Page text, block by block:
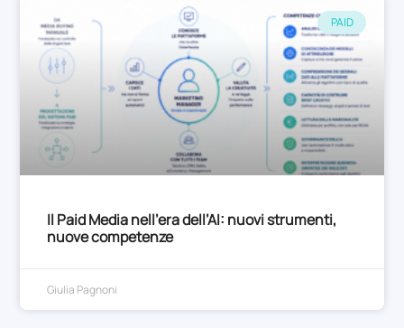
PAID
Il Paid Media nell’era dell’AI: nuovi strumenti,
nuove competenze
Giulia Pagnoni